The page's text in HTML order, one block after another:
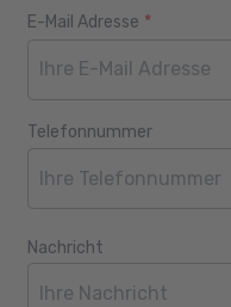
E-Mail Adresse *
Telefonnummer
Nachricht